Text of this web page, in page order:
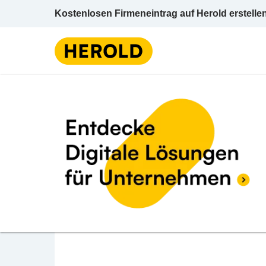
Kostenlosen Firmeneintrag auf Herold
Friseur u
BEWERTUNG ABGEBEN
Diefenbach Alexandra
Hauptplatz 4a 2095 Drosendorf-
Friseur u Frisiersalon